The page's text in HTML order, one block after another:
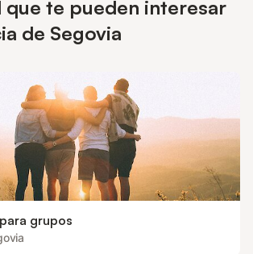
te pueden interesar
de Segovia
grupos